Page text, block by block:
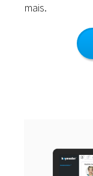
mais.